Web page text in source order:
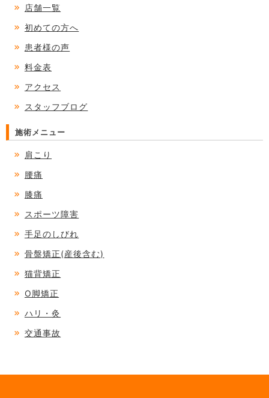
店舗一覧
初めての方へ
患者様の声
料金表
アクセス
スタッフブログ
施術メニュー
肩こり
腰痛
膝痛
スポーツ障害
手足のしびれ
骨盤矯正(産後含む)
猫背矯正
O脚矯正
ハリ・灸
交通事故